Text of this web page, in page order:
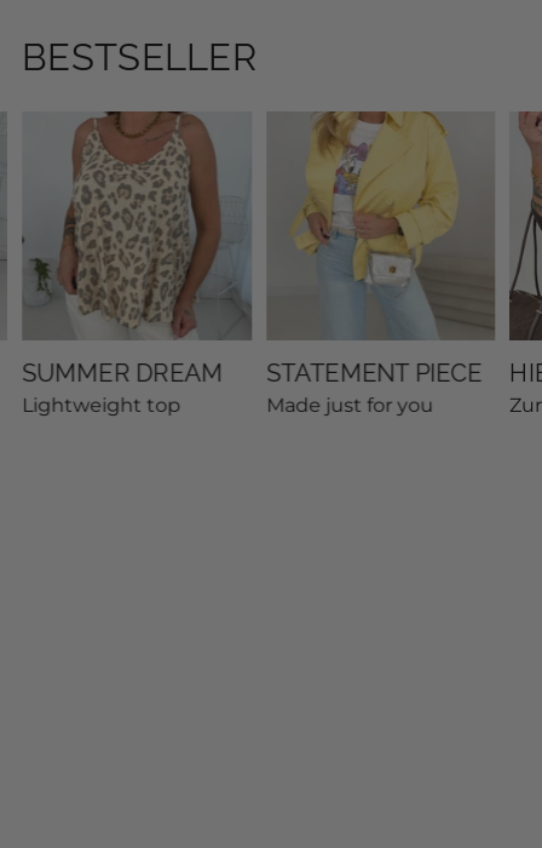
BESTSELLER
SUMMER DREAM
Lightweight top
STATEMENT PIECE
Made just for you